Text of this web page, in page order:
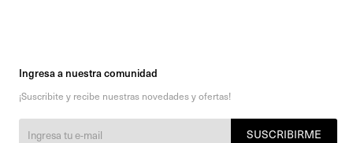
Ingresa a nuestra comunidad
¡Suscribite y recibe nuestras novedades y ofertas!
SUSCRIBIRME